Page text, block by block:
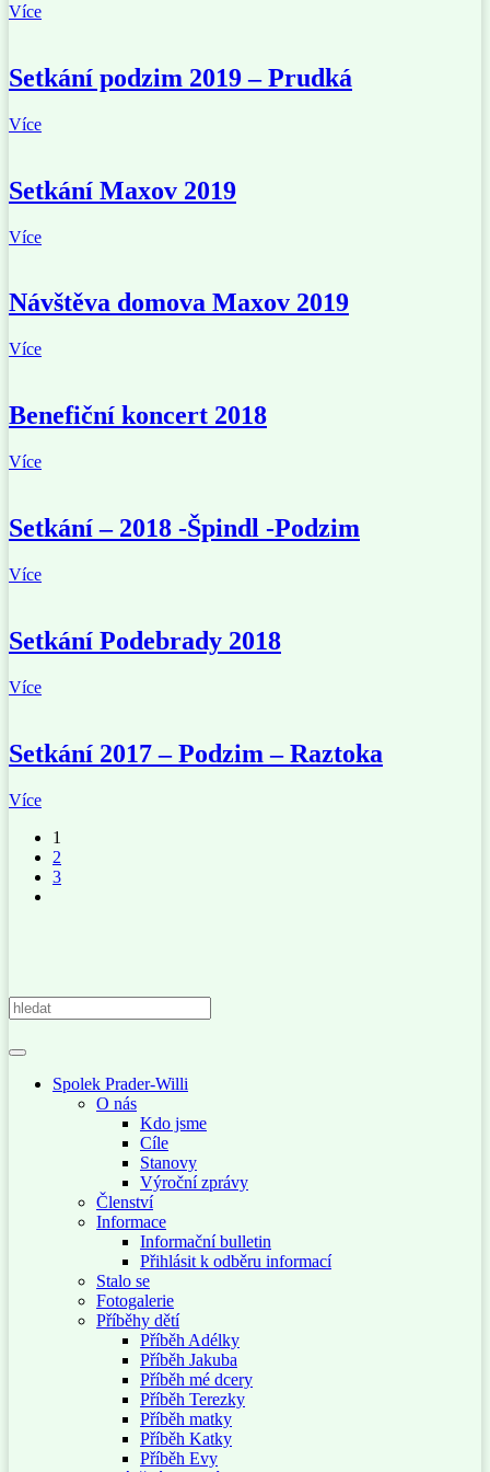
Více
Setkání podzim 2019 – Prudká
Více
Setkání Maxov 2019
Více
Návštěva domova Maxov 2019
Více
Benefiční koncert 2018
Více
Setkání – 2018 -Špindl -Podzim
Více
Setkání Podebrady 2018
Více
Setkání 2017 – Podzim – Raztoka
Více
1
2
3
Spolek Prader-Willi
O nás
Kdo jsme
Cíle
Stanovy
Výroční zprávy
Členství
Informace
Informační bulletin
Přihlásit k odběru informací
Stalo se
Fotogalerie
Příběhy dětí
Příběh Adélky
Příběh Jakuba
Příběh mé dcery
Příběh Terezky
Příběh matky
Příběh Katky
Příběh Evy